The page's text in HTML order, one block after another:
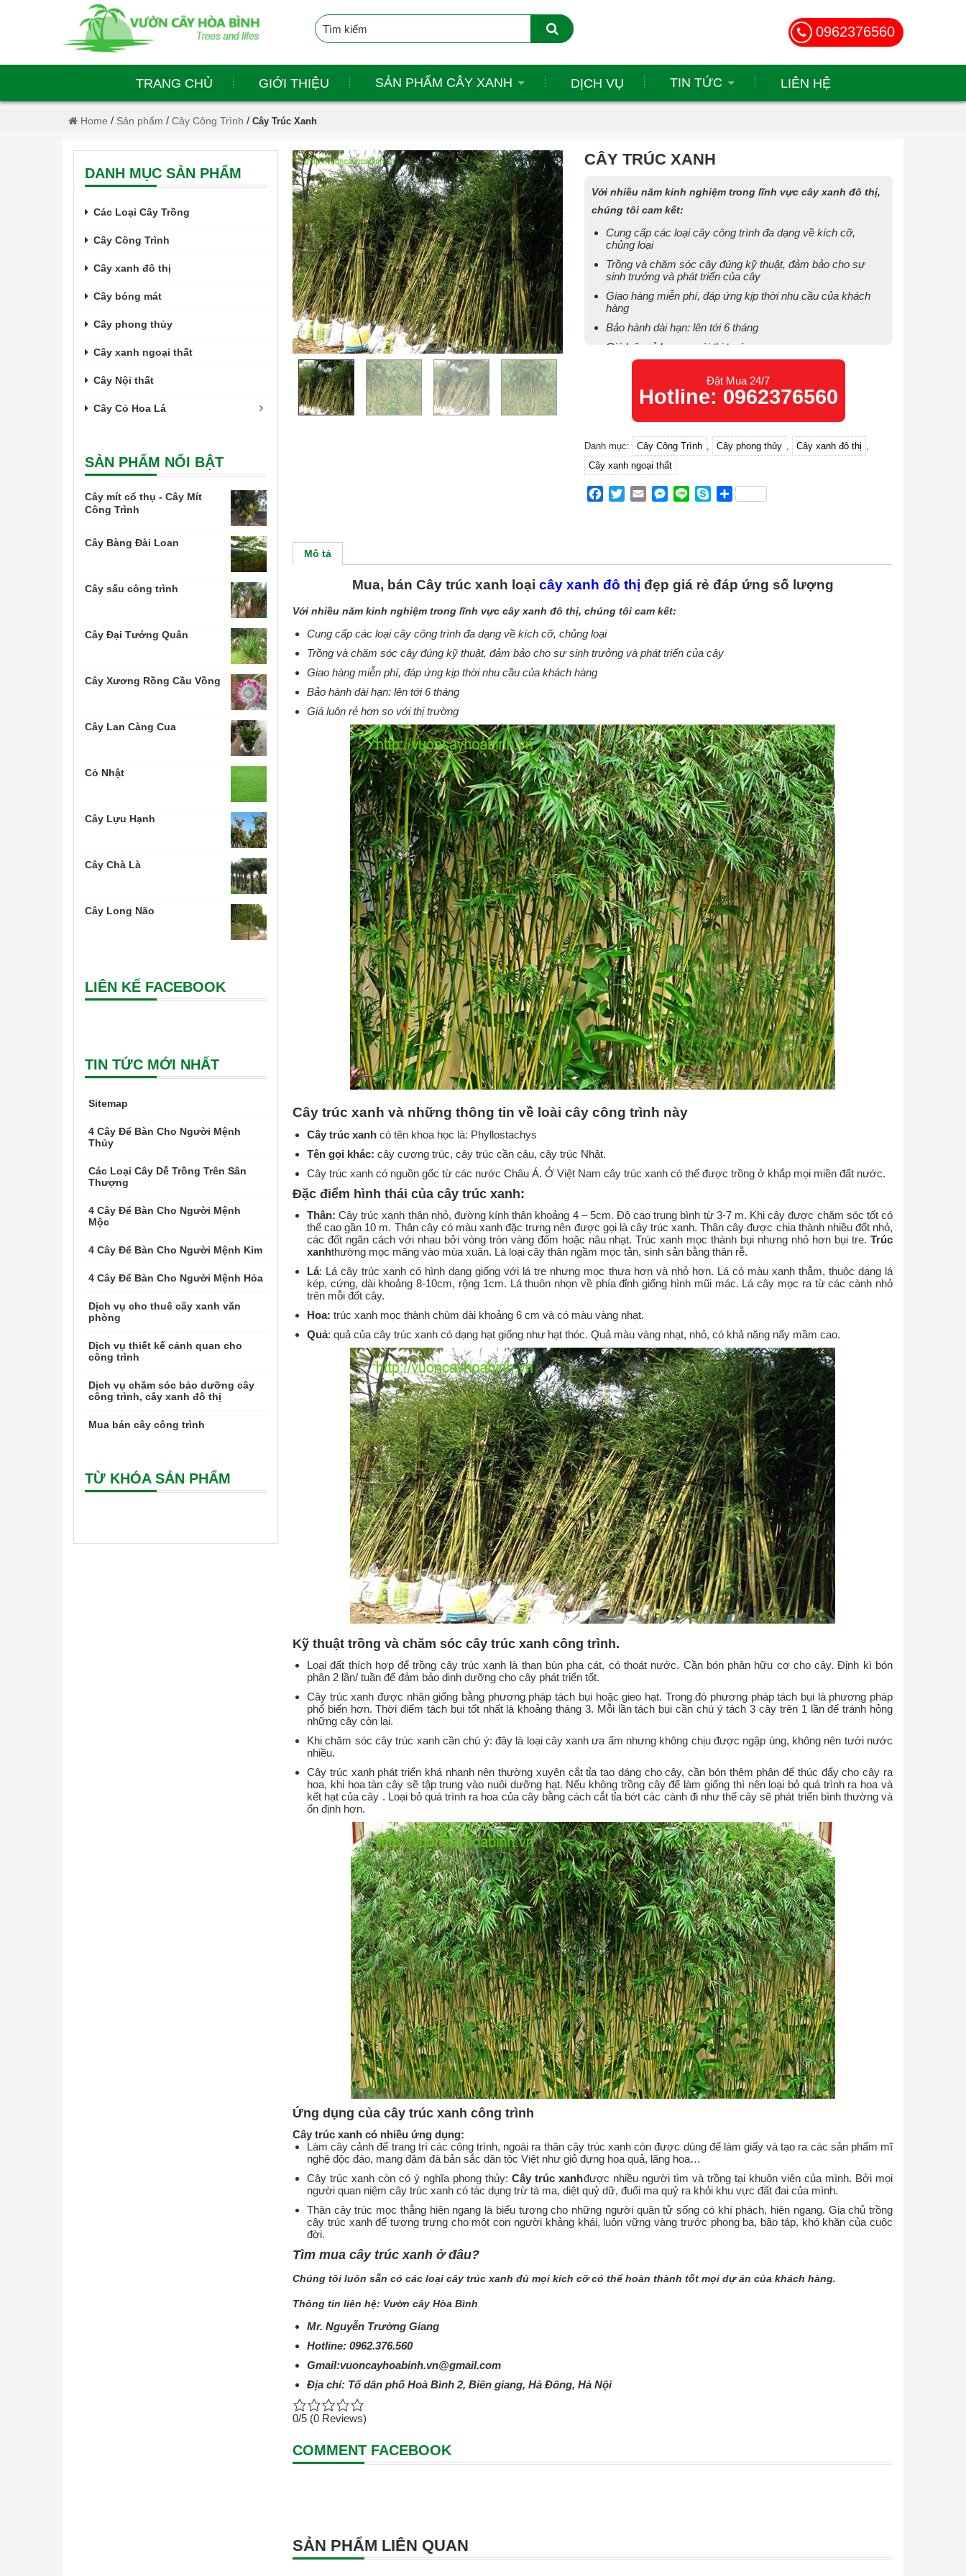
0962376560
TRANG CHỦ GIỚI THIỆU SẢN PHẨM CÂY XANH DỊCH VỤ TIN TỨC LIÊN HỆ
Home / Sản phẩm / Cây Công Trình / Cây Trúc Xanh
CÂY TRÚC XANH
Với nhiều năm kinh nghiệm trong lĩnh vực cây xanh đô thị,
chúng tôi cam kết:
Cung cấp các loại cây công trình đa dạng về kích cỡ,
chủng loại
Trồng và chăm sóc cây đúng kỹ thuật, đảm bảo cho sự
sinh trưởng và phát triển của cây
Giao hàng miễn phí, đáp ứng kịp thời nhu cầu của khách
hàng
Bảo hành dài hạn: lên tới 6 tháng
Giá luôn rẻ hơn so với thị trường
Đặt Mua 24/7
Hotline: 0962376560
Danh mục: Cây Công Trình , Cây phong thủy , Cây xanh đô thị ,
Cây xanh ngoại thất
Facebook
TwitterEmailMessenger
Line SkypeShare
Mô tả
Mua, bán Cây trúc xanh loại cây xanh đô thị đẹp giá rẻ đáp ứng số lượng
Với nhiều năm kinh nghiệm trong lĩnh vực cây xanh đô thị, chúng tôi cam kết:
Cung cấp các loại cây công trình đa dạng về kích cỡ, chủng loại
Trồng và chăm sóc cây đúng kỹ thuật, đảm bảo cho sự sinh trưởng và phát triển của cây
Giao hàng miễn phí, đáp ứng kịp thời nhu cầu của khách hàng
Bảo hành dài hạn: lên tới 6 tháng
Giá luôn rẻ hơn so với thị trường
Cây trúc xanh và những thông tin về loài cây công trình này
Cây trúc xanh có tên khoa học là: Phyllostachys
Tên gọi khác: cây cương trúc, cây trúc cần câu, cây trúc Nhật.
Cây trúc xanh có nguồn gốc từ các nước Châu Á. Ở Việt Nam cây trúc xanh có thể được trồng ở khắp mọi miền đất nước.
Đặc điểm hình thái của cây trúc xanh:
Thân:Cây trúc xanh thân nhỏ, đường kính thân khoảng 4 – 5cm. Độ cao trung bình từ 3-7 m. Khi cây được chăm sóc tốt có
thể cao gần 10 m. Thân cây có màu xanh đặc trưng nên được gọi là cây trúc xanh. Thân cây được chia thành nhiều đốt nhỏ,
các đốt ngăn cách với nhau bởi vòng tròn vàng đốm hoặc nâu nhạt. Trúc xanh mọc thành bụi nhưng nhỏ hơn bụi tre. Trúc
xanhthường mọc măng vào mùa xuân. Là loại cây thân ngầm mọc tản, sinh sản bằng thân rễ.
Lá: Lá cây trúc xanh có hình dạng giống với lá tre nhưng mọc thưa hơn và nhỏ hơn. Lá có màu xanh thẫm, thuộc dạng lá
kép, cứng, dài khoảng 8-10cm, rộng 1cm. Lá thuôn nhọn về phía đỉnh giống hình mũi mác. Lá cây mọc ra từ các cành nhỏ
trên mỗi đốt cây.
Hoa: trúc xanh mọc thành chùm dài khoảng 6 cm và có màu vàng nhạt.
Quả: quả của cây trúc xanh có dạng hạt giống như hạt thóc. Quả màu vàng nhạt, nhỏ, có khả năng nẩy mầm cao.
Kỹ thuật trồng và chăm sóc cây trúc xanh công trình.
Loại đất thích hợp để trồng cây trúc xanh là than bùn pha cát, có thoát nước. Cần bón phân hữu cơ cho cây. Định kì bón
phân 2 lần/ tuần để đảm bảo dinh dưỡng cho cây phát triển tốt.
Cây trúc xanh được nhân giống bằng phương pháp tách bụi hoặc gieo hạt. Trong đó phương pháp tách bụi là phương pháp
phổ biến hơn. Thời điểm tách bụi tốt nhất là khoảng tháng 3. Mỗi lần tách bụi cần chú ý tách 3 cây trên 1 lần để tránh hỏng
những cây còn lại.
Khi chăm sóc cây trúc xanh cần chú ý: đây là loại cây xanh ưa ẩm nhưng không chịu được ngập úng, không nên tưới nước
nhiều.
Cây trúc xanh phát triển khá nhanh nên thường xuyên cắt tỉa tạo dáng cho cây, cần bón thêm phân để thúc đẩy cho cây ra
hoa, khi hoa tàn cây sẽ tập trung vào nuôi dưỡng hạt. Nếu không trồng cây để làm giống thì nên loại bỏ quá trình ra hoa và
kết hạt của cây . Loại bỏ quá trình ra hoa của cây bằng cách cắt tỉa bớt các cành đi như thế cây sẽ phát triển bình thường và
ổn định hơn.
Ứng dụng của cây trúc xanh công trình
Cây trúc xanh có nhiều ứng dụng:
Làm cây cảnh để trang trí các công trình, ngoài ra thân cây trúc xanh còn được dùng để làm giấy và tạo ra các sản phẩm mĩ
nghệ độc đáo, mang đậm đà bản sắc dân tộc Việt như giỏ đựng hoa quả, lãng hoa…
Cây trúc xanh còn có ý nghĩa phong thủy:Cây trúc xanhđược nhiều người tìm và trồng tại khuôn viên của mình. Bởi mọi
người quan niệm cây trúc xanh có tác dụng trừ tà ma, diệt quỷ dữ, đuổi ma quỷ ra khỏi khu vực đất đai của mình.
Thân cây trúc mọc thẳng hiên ngang là biểu tượng cho những người quân tử sống có khí phách, hiên ngang. Gia chủ trồng
cây trúc xanh để tượng trưng cho một con người khảng khái, luôn vững vàng trước phong ba, bão táp, khó khăn của cuộc
đời.
Tìm mua cây trúc xanh ở đâu?
Chúng tôi luôn sẵn có các loại cây trúc xanh đủ mọi kích cỡ có thể hoàn thành tốt mọi dự án của khách hàng.
Thông tin liên hệ: Vườn cây Hòa Bình
Mr. Nguyễn Trường Giang
Hotline: 0962.376.560
Gmail:vuoncayhoabinh.vn@gmail.com
Địa chỉ: Tổ dân phố Hoà Bình 2, Biên giang, Hà Đông, Hà Nội
0/5 (0 Reviews)
COMMENT FACEBOOK
SẢN PHẨM LIÊN QUAN
DANH MỤC SẢN PHẨM
Các Loại Cây Trồng
Cây Công Trình
Cây xanh đô thị
Cây bóng mát
Cây phong thủy
Cây xanh ngoại thất
Cây Nội thất
Cây Cỏ Hoa Lá
SẢN PHẨM NỔI BẬT
Cây mít cổ thụ - Cây Mít
Công Trình
Cây Bàng Đài Loan
Cây sấu công trình
Cây Đại Tướng Quân
Cây Xương Rồng Cầu Vồng
Cây Lan Càng Cua
Cỏ Nhật
Cây Lựu Hạnh
Cây Chà Là
Cây Long Não
LIÊN KẾ FACEBOOK
TIN TỨC MỚI NHẤT
Sitemap
4 Cây Để Bàn Cho Người Mệnh
Thủy
Các Loại Cây Dễ Trồng Trên Sân
Thượng
4 Cây Để Bàn Cho Người Mệnh
Mộc
4 Cây Để Bàn Cho Người Mệnh Kim
4 Cây Để Bàn Cho Người Mệnh Hỏa
Dịch vụ cho thuê cây xanh văn
phòng
Dịch vụ thiết kế cảnh quan cho
công trình
Dịch vụ chăm sóc bảo dưỡng cây
công trình, cây xanh đô thị
Mua bán cây công trình
TỪ KHÓA SẢN PHẨM